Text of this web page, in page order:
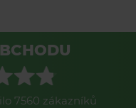
7560 zákazníků